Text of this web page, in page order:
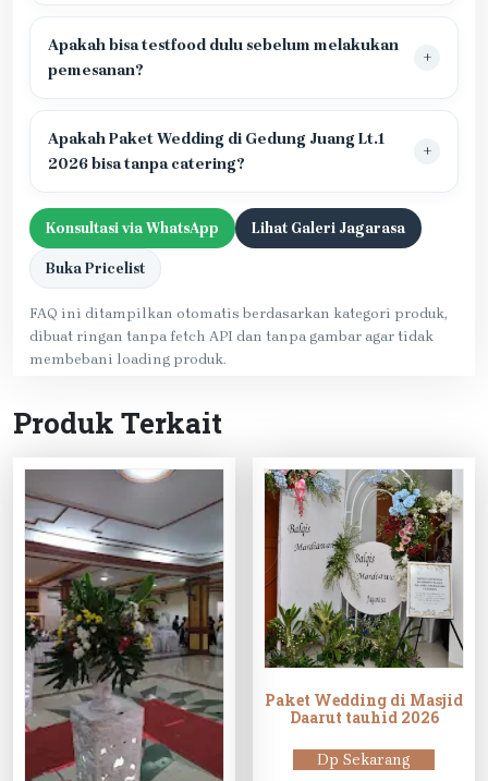
Apakah bisa testfood dulu sebelum melakukan
pemesanan?
Apakah Paket Wedding di Gedung Juang Lt.1
2026 bisa tanpa catering?
Konsultasi via WhatsApp Lihat Galeri Jagarasa
Buka Pricelist
FAQ ini ditampilkan otomatis berdasarkan kategori produk,
dibuat ringan tanpa fetch API dan tanpa gambar agar tidak
membebani loading produk.
Produk Terkait
Paket Wedding di Masjid
Daarut tauhid 2026
Dp Sekarang